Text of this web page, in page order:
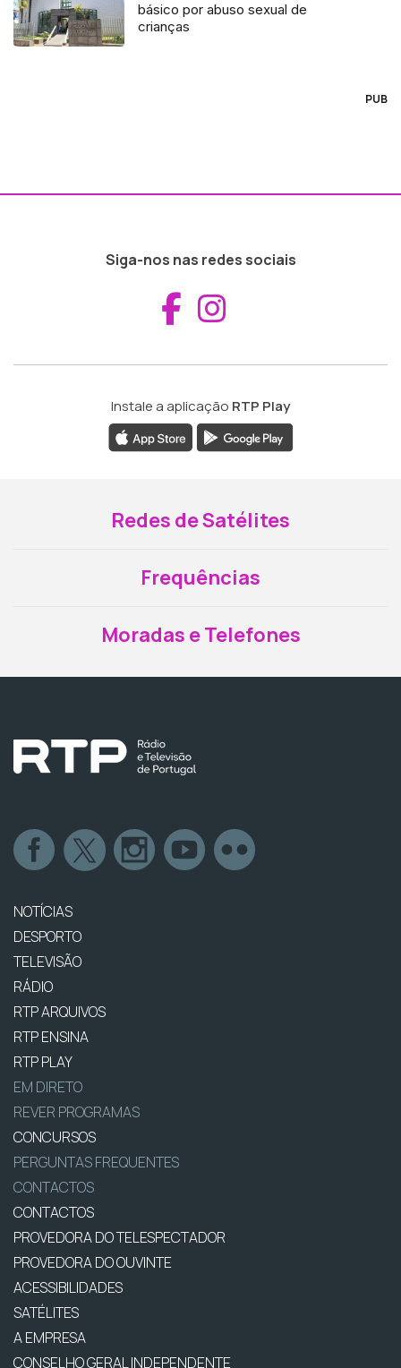
básico por abuso sexual de
crianças
PUB
Siga-nos nas redes sociais
Aceder ao
Instale a aplicação RTP Play
Redes de Satélites
Frequências
Moradas e Telefones
NOTÍCIAS
DESPORTO
TELEVISÃO
RÁDIO
RTP ARQUIVOS
RTP ENSINA
RTP PLAY
EM DIRETO
REVER PROGRAMAS
CONCURSOS
PERGUNTAS FREQUENTES
CONTACTOS
CONTACTOS
PROVEDORA DO TELESPECTADOR
PROVEDORA DO OUVINTE
ACESSIBILIDADES
SATÉLITES
A EMPRESA
CONSELHO GERAL INDEPENDENTE